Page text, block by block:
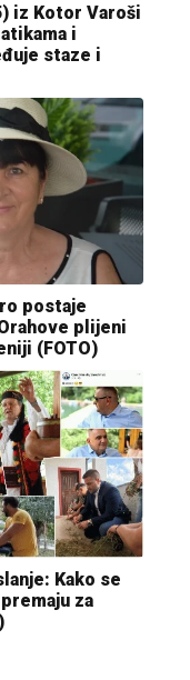
iz Kotor Varoši
i
staze i
postaje
plijeni
(FOTO)
Kako se
za